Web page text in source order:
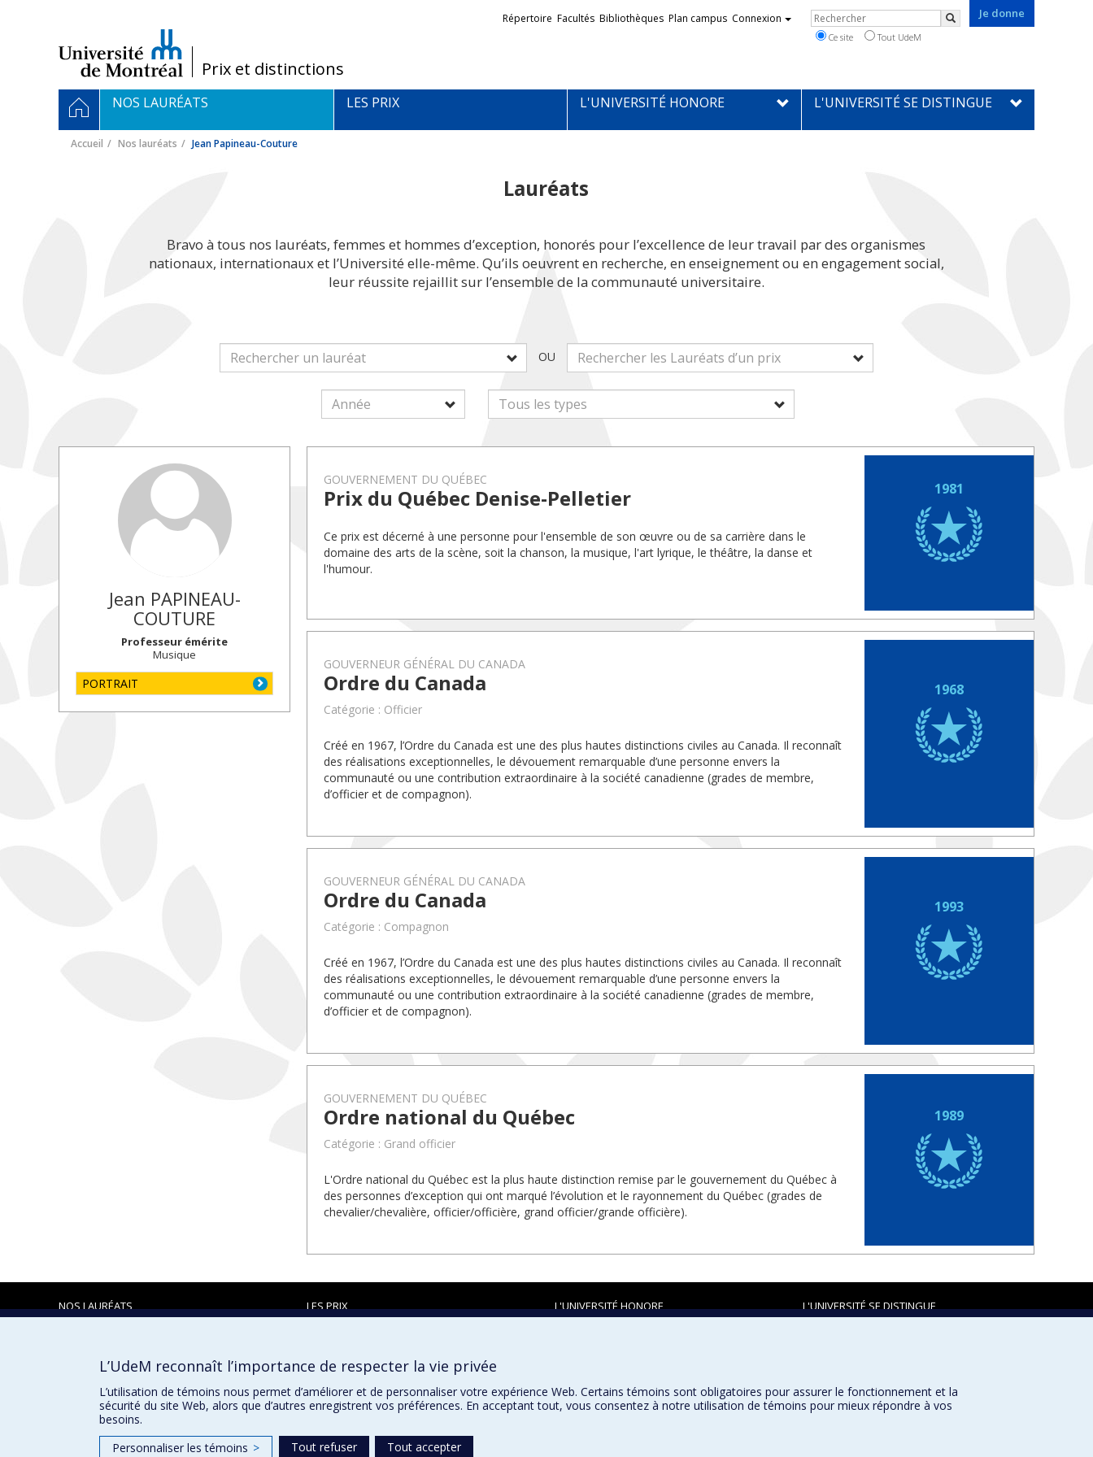
/Prix et distinctions
Je donne
Liens
externes
Répertoire Facultés Bibliothèques Plan campus Connexion Rechercher
Rechercher
Ce site Tout UdeM
Navigation
principale
ACCUEIL
NOS LAURÉATS LES PRIX L'UNIVERSITÉ HONORE L'UNIVERSITÉ SE DISTINGUE
Accueil Nos lauréats Jean Papineau-Couture
Lauréats
Bravo à tous nos lauréats, femmes et hommes d’exception, honorés pour l’excellence de leur travail par des organismes
nationaux, internationaux et l’Université elle-même. Qu’ils oeuvrent en recherche, en enseignement ou en engagement social,
leur réussite rejaillit sur l’ensemble de la communauté universitaire.
OU
Jean PAPINEAU-
COUTURE
Professeur émérite
Musique
PORTRAIT
GOUVERNEMENT DU QUÉBEC
Prix du Québec Denise-Pelletier
Ce prix est décerné à une personne pour l'ensemble de son œuvre ou de sa carrière dans le
domaine des arts de la scène, soit la chanson, la musique, l'art lyrique, le théâtre, la danse et
l'humour.
1981
GOUVERNEUR GÉNÉRAL DU CANADA
Ordre du Canada
Catégorie : Officier
Créé en 1967, l’Ordre du Canada est une des plus hautes distinctions civiles au Canada. Il reconnaît
des réalisations exceptionnelles, le dévouement remarquable d’une personne envers la
communauté ou une contribution extraordinaire à la société canadienne (grades de membre,
d’officier et de compagnon).
1968
GOUVERNEUR GÉNÉRAL DU CANADA
Ordre du Canada
Catégorie : Compagnon
Créé en 1967, l’Ordre du Canada est une des plus hautes distinctions civiles au Canada. Il reconnaît
des réalisations exceptionnelles, le dévouement remarquable d’une personne envers la
communauté ou une contribution extraordinaire à la société canadienne (grades de membre,
d’officier et de compagnon).
1993
GOUVERNEMENT DU QUÉBEC
Ordre national du Québec
Catégorie : Grand officier
L'Ordre national du Québec est la plus haute distinction remise par le gouvernement du Québec à
des personnes d’exception qui ont marqué l’évolution et le rayonnement du Québec (grades de
chevalier/chevalière, officier/officière, grand officier/grande officière).
1989
NOS LAURÉATS LES PRIX L'UNIVERSITÉ HONORE L'UNIVERSITÉ SE DISTINGUE
Prix et distinctions
Plan du site|Accessibilité
L’UdeM reconnaît l’importance de respecter la vie privée
L’utilisation de témoins nous permet d’améliorer et de personnaliser votre expérience Web. Certains témoins sont obligatoires pour assurer le fonctionnement et la
sécurité du site Web, alors que d’autres enregistrent vos préférences. En acceptant tout, vous consentez à notre utilisation de témoins pour mieux répondre à vos
besoins.
Personnaliser les témoins > Tout refuser Tout accepter